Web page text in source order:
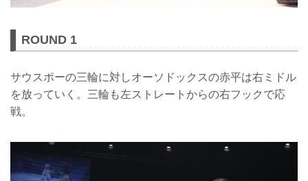
ROUND 1
サウスポーの三輪に対しオーソドックスの赤平は右ミドル
を放っていく。三輪も左ストレートからの右フックで応
戦。